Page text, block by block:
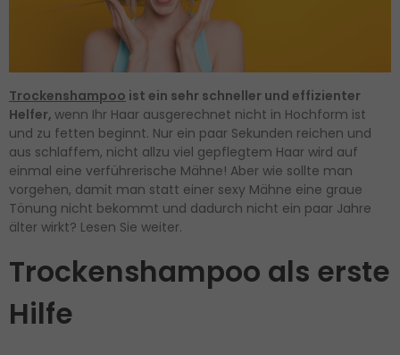
Trockenshampoo ist ein sehr schneller und effizienter
Helfer, wenn Ihr Haar ausgerechnet nicht in Hochform ist
und zu fetten beginnt. Nur ein paar Sekunden reichen und
aus schlaffem, nicht allzu viel gepflegtem Haar wird auf
einmal eine verführerische Mähne! Aber wie sollte man
vorgehen, damit man statt einer sexy Mähne eine graue
Tönung nicht bekommt und dadurch nicht ein paar Jahre
älter wirkt? Lesen Sie weiter.
Trockenshampoo als erste
Hilfe